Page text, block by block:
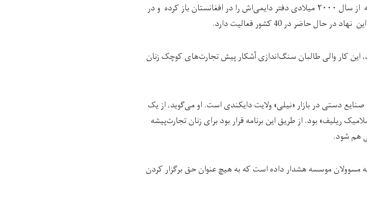
موسسه رفاه اسلامی یک نهاد کمک‌رسان است که از سال ۲۰۰۰ میلادی دفتر دایمی‌اش را در افغانستان باز کرده و در
حاضر در 40 کشور فعالیت دارد.
این کار والی طالبان سنگ‌اندازی آشکار پیش تجارت‌های کوچک زنان
زنان فروشنده صنایع دستی در بازار «نیلی» ولایت دایکندی است. او می‌گوید، از یک
ریلیف» بود. از طریق این برنامه قرار بود برای زنان تجارت‌پیشه
هم شود.
مسوولان موسسه هشدار داده است که به هیچ عنوان حق برگزار کردن